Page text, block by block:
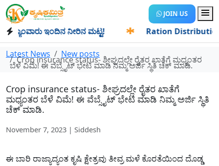
JOIN US
ಇಂದಿನ ನೀರಿನ ಮಟ್ಟ! Ration Distribution-
Latest News New posts
Crop insurance status- ಶೀಘ್ರದಲ್ಲೇ ರೈತರ ಖಾತೆಗೆ ಮಧ್ಯಂತರ
ಬೆಳೆ ವಿಮೆ! ಈ ವೆಬ್ಸೈಟ್ ಭೇಟಿ ಮಾಡಿ ನಿಮ್ಮ ಅರ್ಜಿ ಸ್ಥಿತಿ ಚೆಕ್ ಮಾಡಿ.
Crop insurance status- ಶೀಘ್ರದಲ್ಲೇ ರೈತರ ಖಾತೆಗೆ
ಮಧ್ಯಂತರ ಬೆಳೆ ವಿಮೆ! ಈ ವೆಬ್ಸೈಟ್ ಭೇಟಿ ಮಾಡಿ ನಿಮ್ಮ ಅರ್ಜಿ ಸ್ಥಿತಿ
ಚೆಕ್ ಮಾಡಿ.
November 7, 2023 | Siddesh
ಈ ಬಾರಿ ರಾಜ್ಯಾದ್ಯಂತ ಕೃಷಿ ಕ್ಷೇತ್ರವು ತೀವ್ರ ಮಳೆ ಕೊರತೆಯಿಂದ ದೊಡ್ಡ